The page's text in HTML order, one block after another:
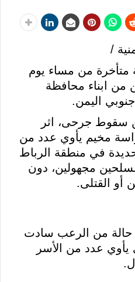
/
من مساء يوم
من ابناء محافظة
اليمن.
سقوط جرحى، اثر
مخيم يأوي عدد من
في منطقة الرباط
مجهولين، دون
أو القتلى.
حالة من الرعب سادت
يأوي عدد من الأسر